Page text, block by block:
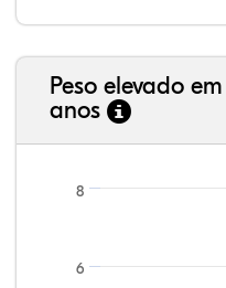
Peso elevado
anos
6
8